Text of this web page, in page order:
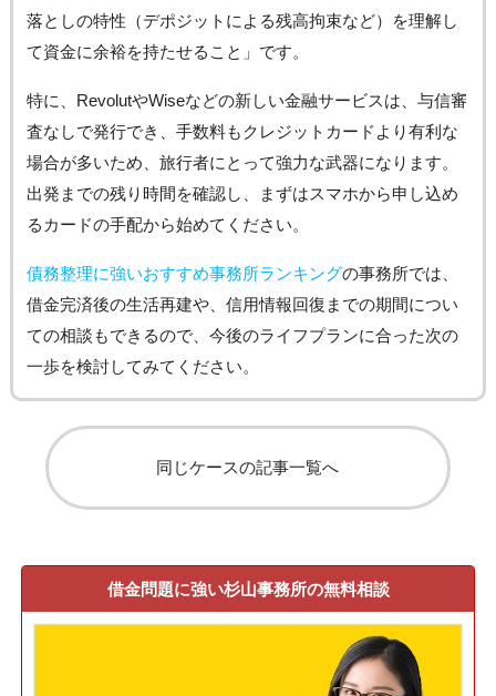
落としの特性（デポジットによる残高拘束など）を理解し
て資金に余裕を持たせること」です。
特に、RevolutやWiseなどの新しい金融サービスは、与信審
査なしで発行でき、手数料もクレジットカードより有利な
場合が多いため、旅行者にとって強力な武器になります。
出発までの残り時間を確認し、まずはスマホから申し込め
るカードの手配から始めてください。
債務整理に強いおすすめ事務所ランキングの事務所では、
借金完済後の生活再建や、信用情報回復までの期間につい
ての相談もできるので、今後のライフプランに合った次の
一歩を検討してみてください。
同じケースの記事一覧へ
借金問題に強い杉山事務所の無料相談